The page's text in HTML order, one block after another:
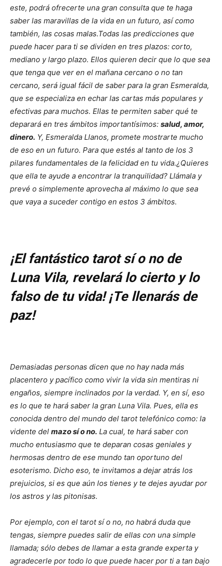
este, podrá ofrecerte una gran consulta que te haga
saber las maravillas de la vida en un futuro, así como
también, las cosas malas.Todas las predicciones que
puede hacer para ti se dividen en tres plazos: corto,
mediano y largo plazo. Ellos quieren decir que lo que sea
que tenga que ver en el mañana cercano o no tan
cercano, será igual fácil de saber para la gran Esmeralda,
que se especializa en echar las cartas más populares y
efectivas para muchos. Ellas te permiten saber qué te
deparará en tres ámbitos importantísimos: salud, amor,
dinero. Y, Esmeralda Llanos, promete mostrarte mucho
de eso en un futuro. Para que estés al tanto de los 3
pilares fundamentales de la felicidad en tu vida.¿Quieres
que ella te ayude a encontrar la tranquilidad? Llámala y
prevé o simplemente aprovecha al máximo lo que sea
que vaya a suceder contigo en estos 3 ámbitos.
¡El fantástico tarot sí o no de
Luna Vila, revelará lo cierto y lo
falso de tu vida! ¡Te llenarás de
paz!
Demasiadas personas dicen que no hay nada más
placentero y pacífico como vivir la vida sin mentiras ni
engaños, siempre inclinados por la verdad. Y, en sí, eso
es lo que te hará saber la gran Luna Vila. Pues, ella es
conocida dentro del mundo del tarot telefónico como: la
vidente del mazo sí o no. La cual, te hará saber con
mucho entusiasmo que te deparan cosas geniales y
hermosas dentro de ese mundo tan oportuno del
esoterismo. Dicho eso, te invitamos a dejar atrás los
prejuicios, si es que aún los tienes y te dejes ayudar por
los astros y las pitonisas.
Por ejemplo, con el tarot sí o no, no habrá duda que
tengas, siempre puedes salir de ellas con una simple
llamada; sólo debes de llamar a esta grande experta y
agradecerle por todo lo que puede hacer por ti a tan bajo